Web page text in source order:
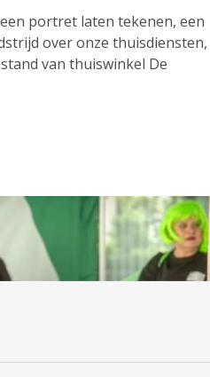
portret laten tekenen, een
over onze thuisdiensten,
van thuiswinkel De